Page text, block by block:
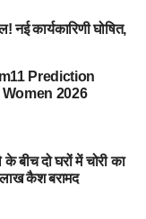
कार्यकारिणी घोषित,
Prediction
2026
दो घरों में चोरी का
लाख कैश बरामद